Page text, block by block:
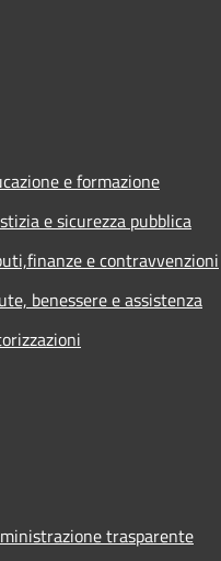
e formazione
e sicurezza pubblica
e contravvenzioni
benessere e assistenza
trasparente